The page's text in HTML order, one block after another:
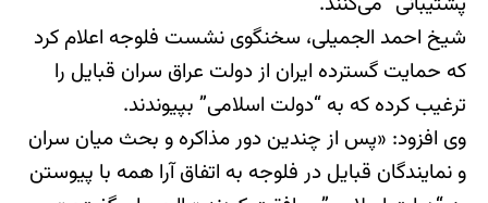
شیخ احمد الجمیلی، سخنگوی نشست فلوجه اعلام کرد
که حمایت گسترده ایران از دولت عراق سران قبایل را
ترغیب کرده که به “دولت اسلامی” بپیوندند.
وی افزود: «پس از چندین دور مذاکره و بحث میان سران
و نمایندگان قبایل در فلوجه به اتفاق آرا همه با پیوستن